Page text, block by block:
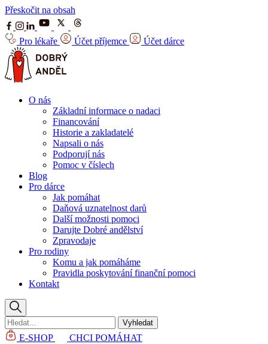
Přeskočit na obsah
Pro lékaře Účet příjemce Účet dárce
O nás
Základní informace o nadaci
Financování
Historie a zakladatelé
Napsali o nás
Podporují nás
Pomoc v číslech
Blog
Pro dárce
Jak pomáhat
Daňová uznatelnost darů
Další možnosti pomoci
Darujte Dobré andělství
Zpravodaje
Pro rodiny
Komu a jak pomáháme
Pravidla poskytování finanční pomoci
Kontakt
Vyhledat
E-SHOP
CHCI POMÁHAT